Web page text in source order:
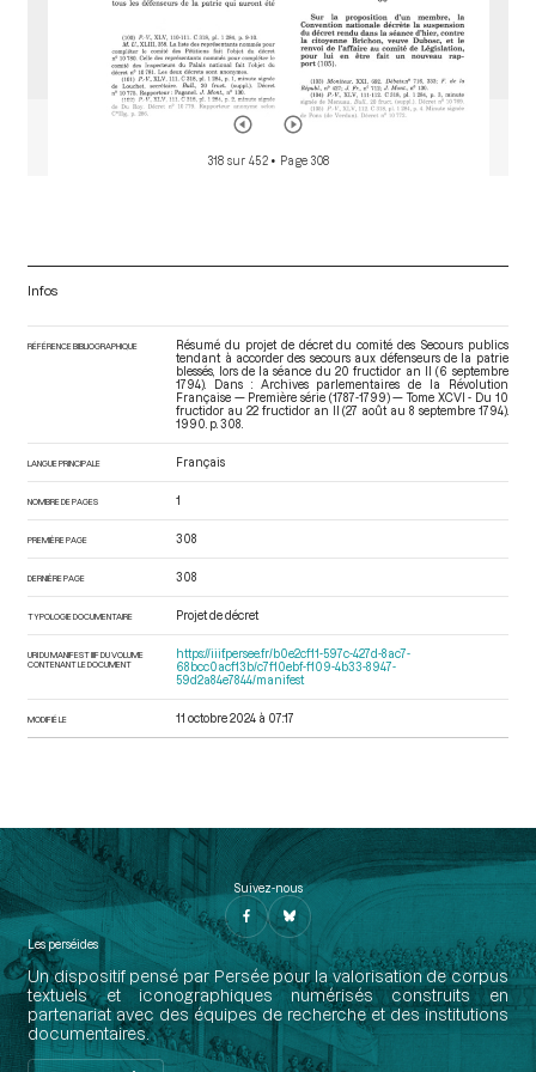
318 sur 452 • Page 308
Infos
RÉFÉRENCE BIBLIOGRAPHIQUE
Résumé du projet de décret du comité des Secours publics
tendant à accorder des secours aux défenseurs de la patrie
blessés, lors de la séance du 20 fructidor an II (6 septembre
1794). Dans : Archives parlementaires de la Révolution
Française — Première série (1787-1799) — Tome XCVI - Du 10
fructidor au 22 fructidor an II (27 août au 8 septembre 1794).
1990. p. 308.
LANGUE PRINCIPALE Français
NOMBRE DE PAGES 1
PREMIÈRE PAGE 308
DERNIÈRE PAGE 308
TYPOLOGIE DOCUMENTAIRE Projet de décret
URI DU MANIFEST IIIF DU VOLUME
CONTENANT LE DOCUMENT
https://iiif.persee.fr/b0e2cf11-597c-427d-8ac7-
68bcc0acf13b/c7f10ebf-f109-4b33-8947-
59d2a84e7844/manifest
MODIFIÉ LE 11 octobre 2024 à 07:17
Suivez-nous
Les perséides
Un dispositif pensé par Persée pour la valorisation de corpus
textuels et iconographiques numérisés construits en
partenariat avec des équipes de recherche et des institutions
documentaires.